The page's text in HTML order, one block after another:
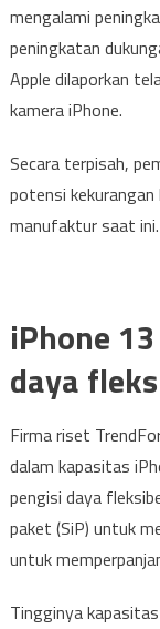
mengalami
peningkatan
Apple dilaporkan
kamera iPhone.
Secara terpisah,
potensi kekurangan
manufaktur saat ini.
iPhone
daya
Firma riset
dalam kapasitas
pengisi daya
paket (SiP) untuk
untuk
Tingginya